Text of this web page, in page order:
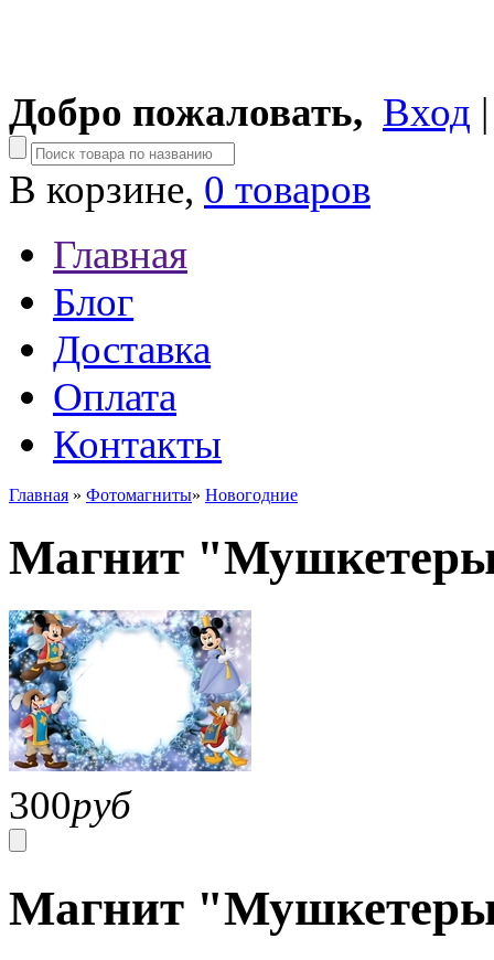
Добро пожаловать, Вход
В корзине, 0 товаров
Главная
Блог
Доставка
Оплата
Контакты
Главная » Фотомагниты» Новогодние
Магнит
300руб
Магнит